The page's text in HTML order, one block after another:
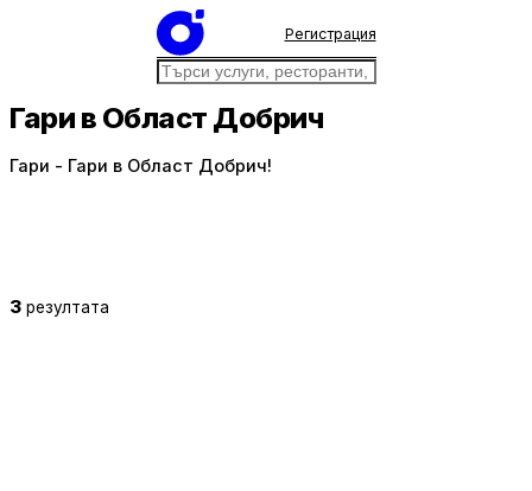
Регистрация
Гари в Област Добрич
Гари - Гари в Област Добрич!
3 резултата